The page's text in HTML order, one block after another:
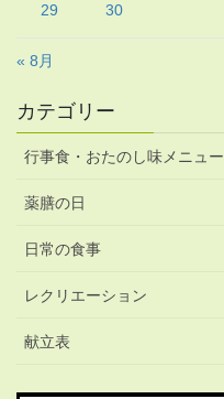
29 30
« 8月
カテゴリー
行事食・おたのし味メニュー
薬膳の日
日常の食事
レクリエーション
献立表